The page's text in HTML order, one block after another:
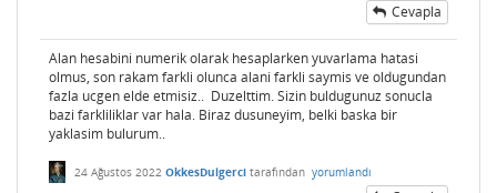
Cevapla
Alan hesabini numerik olarak hesaplarken yuvarlama hatasi
olmus, son rakam farkli olunca alani farkli saymis ve oldugundan
fazla ucgen elde etmisiz.. Duzelttim. Sizin buldugunuz sonucla
bazi farkliliklar var hala. Biraz dusuneyim, belki baska bir
yaklasim bulurum..
24 Ağustos 2022 OkkesDulgerci tarafından yorumlandı